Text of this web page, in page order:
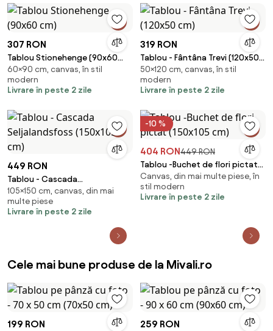
307 RON
Tablou Stionehenge (90x60
cm)
60×90 cm, canvas, în stil
modern
Livrare în peste 2 zile
319 RON
Tablou - Fântâna Trevi (120x50
cm)
50×120 cm, canvas, în stil
modern
Livrare în peste 2 zile
449 RON
Tablou - Cascada
Seljalandsfoss (150x105 cm)
105×150 cm, canvas, din mai
multe piese
Livrare în peste 2 zile
-10 %
404 RON449 RON
Tablou -Buchet de flori pictat
(150x105 cm)
Canvas, din mai multe piese, în
stil modern
Livrare în peste 2 zile
Cele mai bune produse de la Mivali.ro
199 RON 259 RON